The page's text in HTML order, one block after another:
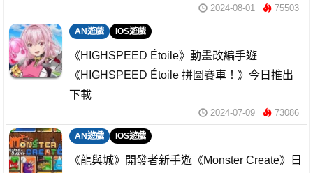
2024-08-01 75503
AN遊戲 IOS遊戲
《HIGHSPEED Étoile》動畫改編手遊
《HIGHSPEED Étoile 拼圖賽車！》今日推出
下載
2024-07-09 73086
AN遊戲 IOS遊戲
《龍與城》開發者新手遊《Monster Create》日